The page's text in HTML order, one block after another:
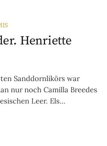
Henriette
Sanddornlikörs war
nur noch Camilla Breedes
Leer. Els...